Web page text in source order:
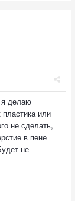
я делаю
или
не сделать,
в пене
не